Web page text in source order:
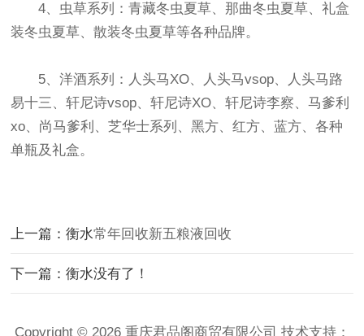
4、虫草系列：青藏冬虫夏草、那曲冬虫夏草、礼盒
装冬虫夏草、散装冬虫夏草等各种品牌。
5、洋酒系列：人头马XO、人头马vsop、人头马路
易十三、轩尼诗vsop、轩尼诗XO、轩尼诗李察、马爹利
xo、尚马爹利、芝华士系列、黑方、红方、蓝方、各种
单瓶及礼盒。
上一篇：衡水常年回收新五粮液回收
下一篇：衡水没有了！
Copyright © 2026 重庆君品阁商贸有限公司 技术支持：